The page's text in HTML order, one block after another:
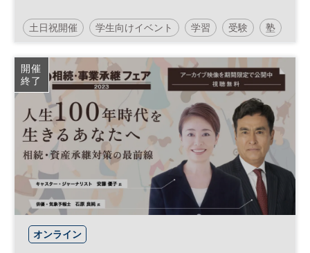
土日祝開催 学生向けイベント 学習 受験 塾
教育 中学受験 子育て
参加無料
開催
終了
オンライン